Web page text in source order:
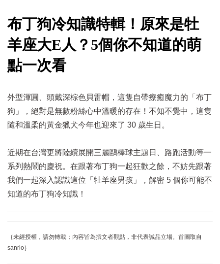
布丁狗冷知識特輯！原來是牡
羊座大E人？5個你不知道的萌
點一次看
外型渾圓、頭戴深棕色貝雷帽，這隻自帶療癒魔力的「布丁
狗」，絕對是無數粉絲心中溫暖的存在！不知不覺中，這隻
隨和溫柔的黃金獵犬今年也迎來了 30 歲生日。
近期在台灣更將陸續展開三麗鷗棒球主題日、路跑活動等一
系列熱鬧的慶祝。在跟著布丁狗一起狂歡之餘，不妨先跟著
我們一起深入認識這位「牡羊座男孩」，解密 5 個你可能不
知道的布丁狗冷知識！
｛未經授權，請勿轉載；內容皆為撰文者觀點，非代表誠品立場。首圖取自
sanrio｝